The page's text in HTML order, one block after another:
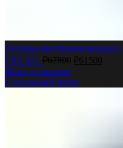
Тележка инструментальная
TBV 811 ₽67800 ₽61500
Назад к товарам
Следующий товар